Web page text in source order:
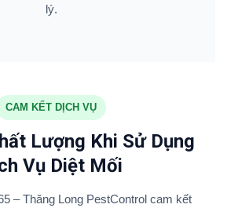
lý.
CAM KẾT DỊCH VỤ
Lượng Khi Sử Dụng
Vụ Diệt Mối
– Thăng Long PestControl cam kết